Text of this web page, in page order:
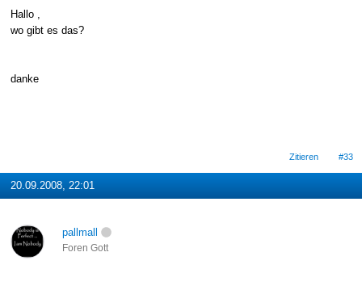
Hallo ,
wo gibt es das?
danke
Zitieren #33
20.09.2008, 22:01
pallmall
Foren Gott